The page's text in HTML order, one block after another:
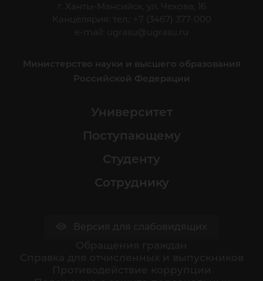
г. Ханты-Мансийск, ул. Чехова, 16
Канцелярия: тел.: +7 (3467) 377-000
e-mail:
ugrasu@ugrasu.ru
Министерство науки и высшего образования
Российской Федерации
Университет
Поступающему
Студенту
Сотруднику